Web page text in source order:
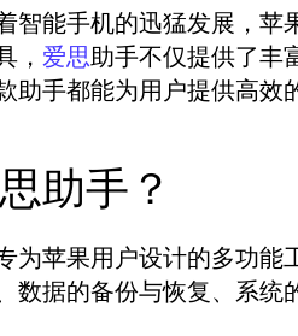
智能手机的迅猛发展，
， 爱思助手不仅提供了丰
助手都能为用户提供高效
助手？
为苹果用户设计的多功
数据的备份与恢复、系